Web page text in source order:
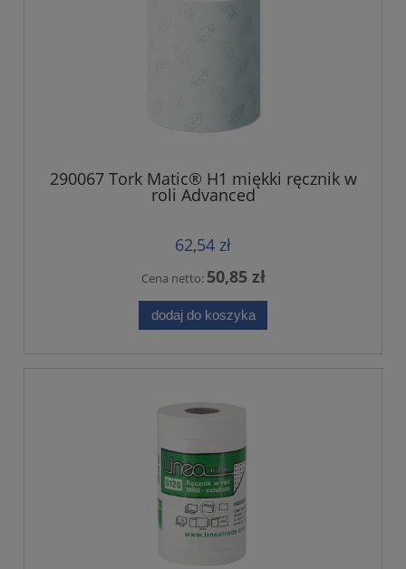
290067 Tork Matic® H1 miękki ręcznik w
roli Advanced
62,54 zł
Cena netto: 50,85 zł
dodaj do koszyka